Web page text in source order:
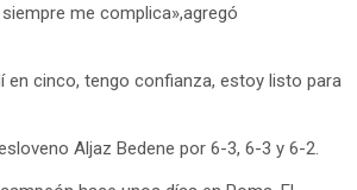
me complica»,agregó
en cinco, tengo confianza, estoy listo para
Aljaz Bedene por 6-3, 6-3 y 6-2.